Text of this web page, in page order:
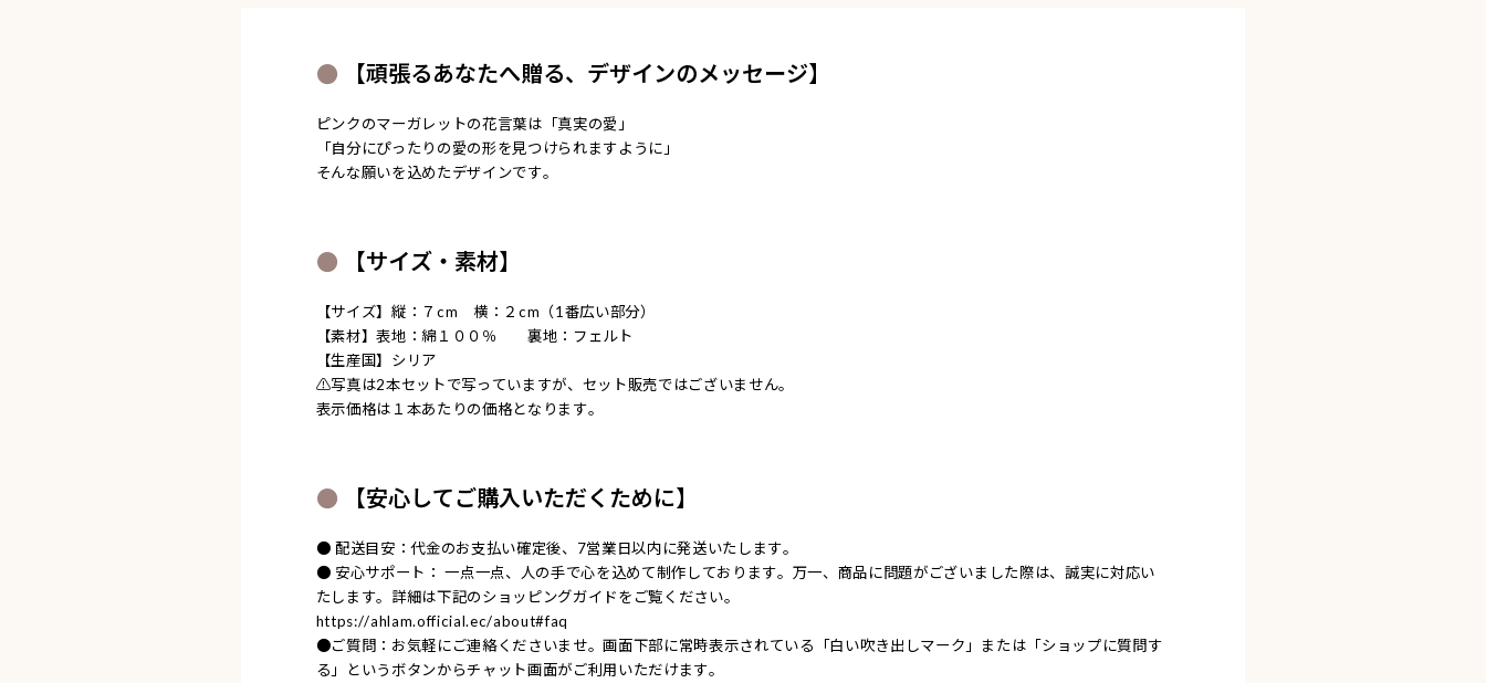
【頑張るあなたへ贈る、デザインのメッセージ】
ピンクのマーガレットの花言葉は「真実の愛」
「自分にぴったりの愛の形を見つけられますように」
そんな願いを込めたデザインです。
【サイズ・素材】
【サイズ】縦：７cm 横：２cm（1番広い部分）
【素材】表地：綿１００％ 裏地：フェルト
【生産国】シリア
⚠︎写真は2本セットで写っていますが、セット販売ではございません。
表示価格は１本あたりの価格となります。
【安心してご購入いただくために】
● 配送目安：代金のお支払い確定後、7営業日以内に発送いたします。
● 安心サポート： 一点一点、人の手で心を込めて制作しております。万一、商品に問題がございました際は、誠実に対応い
たします。詳細は下記のショッピングガイドをご覧ください。
https://ahlam.official.ec/about#faq
●ご質問：お気軽にご連絡くださいませ。画面下部に常時表示されている「白い吹き出しマーク」または「ショップに質問す
る」というボタンからチャット画面がご利用いただけます。